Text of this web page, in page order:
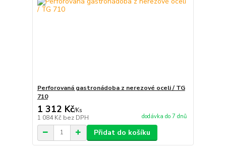
Perforovaná gastronádoba z nerezové oceli / TG
710
1 312 Kč/Ks
1 084 Kč bez DPH dodávka do 7 dnů
Přidat do košíku